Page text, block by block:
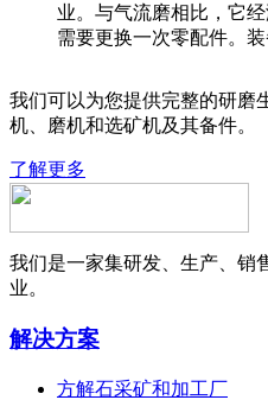
业。与气流磨相比，它
需要更换一次零配件。
我们可以为您提供完整的研磨
机、磨机和选矿机及其备件。
了解更多
我们是一家集研发、生产、销
业。
解决方案
方解石采矿和加工厂